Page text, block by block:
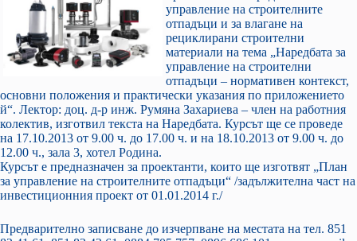
управление на строителните
отпадъци и за влагане на
рециклирани строителни
материали на тема „Наредбата за
управление на строителни
отпадъци – нормативен контекст,
основни положения и практически указания по приложението
й“. Лектор: доц. д-р инж. Румяна Захариева – член на работния
колектив, изготвил текста на Наредбата. Курсът ще се проведе
на 17.10.2013 от 9.00 ч. до 17.00 ч. и на 18.10.2013 от 9.00 ч. до
12.00 ч., зала 3, хотел Родина.
Курсът е предназначен за проектанти, които ще изготвят „План
за управление на строителните отпадъци“ /задължителна част на
инвестиционния проект от 01.01.2014 г./
Предварително записване до изчерпване на местата на тел. 851